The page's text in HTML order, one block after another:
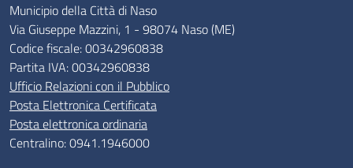
Municipio della Città di Naso
Via Giuseppe Mazzini, 1 - 98074 Naso (ME)
Codice fiscale: 00342960838
Partita IVA: 00342960838
Ufficio Relazioni con il Pubblico
Posta Elettronica Certificata
Posta elettronica ordinaria
Centralino: 0941.1946000